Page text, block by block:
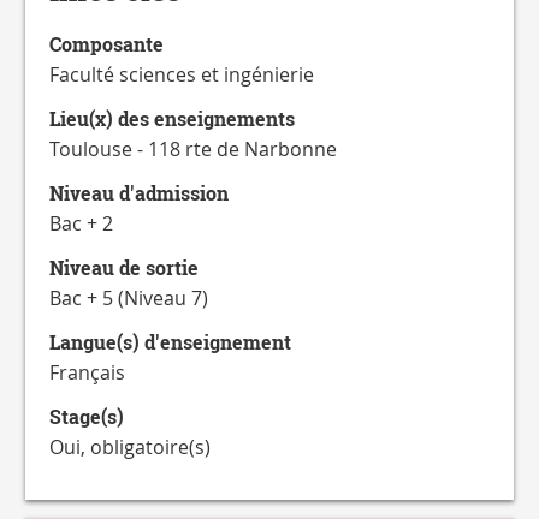
CATALOGUE
FORMATIONS
Composante
Faculté sciences et ingénierie
Lieu(x) des enseignements
Toulouse - 118 rte de Narbonne
Niveau d'admission
Bac + 2
Niveau de sortie
Bac + 5 (Niveau 7)
Langue(s) d'enseignement
Français
Stage(s)
Oui, obligatoire(s)